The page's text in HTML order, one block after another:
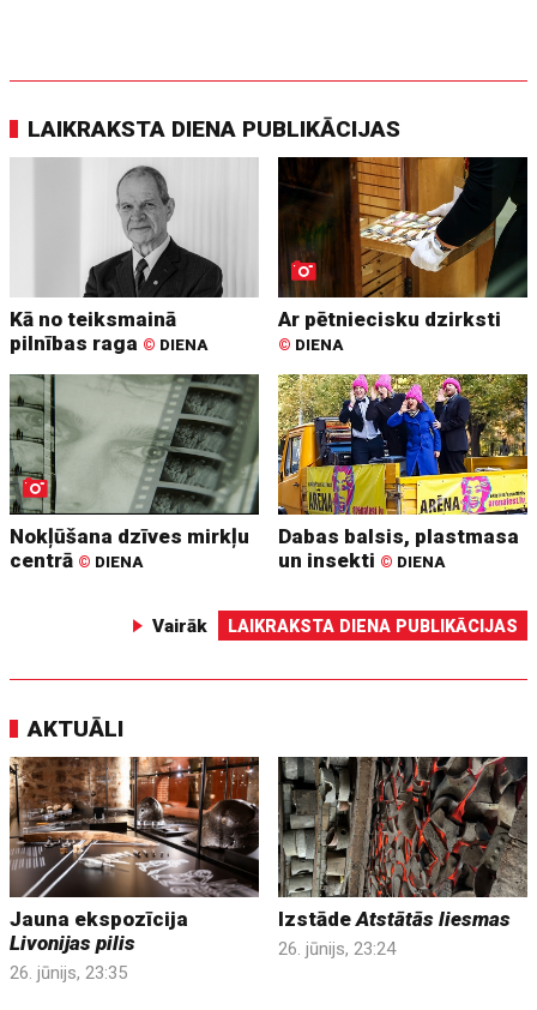
LAIKRAKSTA DIENA PUBLIKĀCIJAS
Kā no teiksmainā
pilnības raga © DIENA
Ar pētniecisku dzirksti
© DIENA
Nokļūšana dzīves mirkļu
centrā © DIENA
Dabas balsis, plastmasa
un insekti © DIENA
Vairāk LAIKRAKSTA DIENA PUBLIKĀCIJAS
AKTUĀLI
Jauna ekspozīcija
Livonijas pilis
26. jūnijs, 23:35
IzstādeAtstātās liesmas
26. jūnijs, 23:24